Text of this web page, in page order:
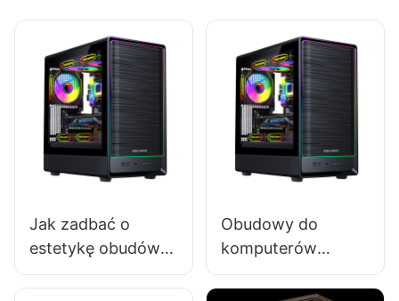
Jak zadbać o
estetykę obudów
komputerów w
Obudowy do
komputerów
gamingowych
2025: Czy